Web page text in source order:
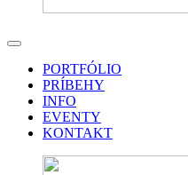
PORTFÓLIO
PRÍBEHY
INFO
EVENTY
KONTAKT